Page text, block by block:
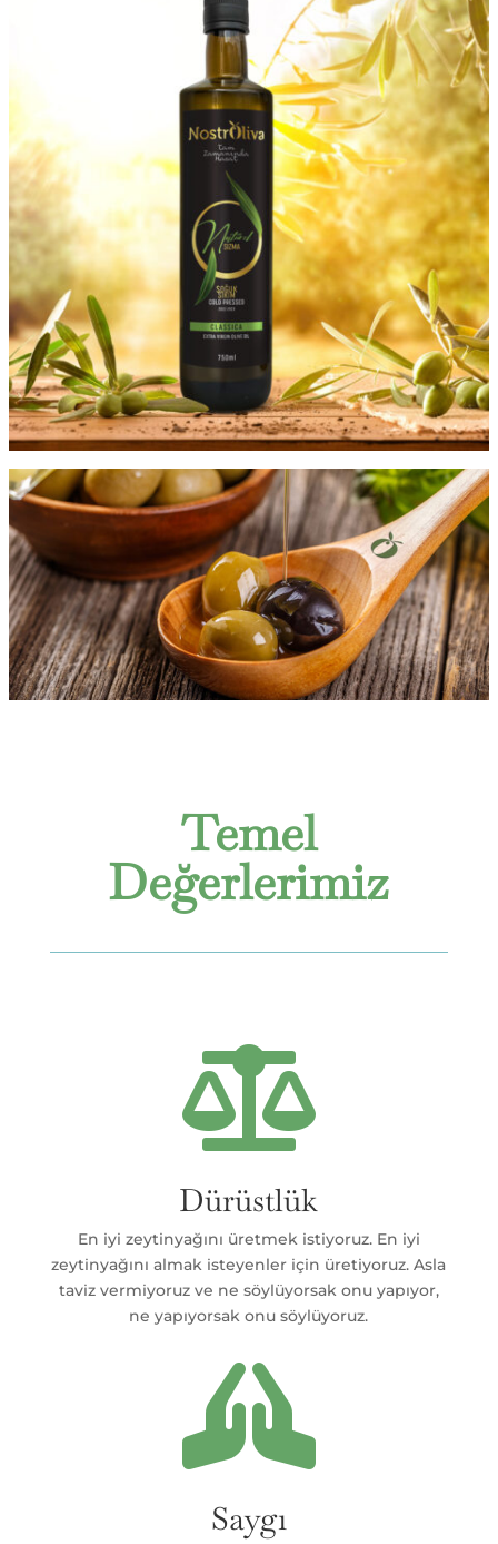
Temel
Değerlerimiz

Dürüstlük
En iyi zeytinyağını üretmek istiyoruz. En iyi
zeytinyağını almak isteyenler için üretiyoruz. Asla
taviz vermiyoruz ve ne söylüyorsak onu yapıyor,
ne yapıyorsak onu söylüyoruz.

Saygı